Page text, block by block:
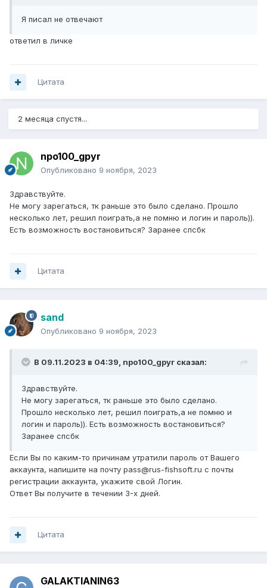
Я писал не отвечают
ответил в личке
Цитата
2 месяца спустя...
npo100_gpyr
Опубликовано 9 ноября, 2023
Здравствуйте.
Не могу зарегаться, тк раньше это было сделано. Прошло
несколько лет, решил поиграть,а не помню и логин и пароль)).
Есть возможность востановиться? Заранее спсбк
Цитата
sand
Опубликовано 9 ноября, 2023
В 09.11.2023 в 04:39, npo100_gpyr сказал:
Здравствуйте.
Не могу зарегаться, тк раньше это было сделано.
Прошло несколько лет, решил поиграть,а не помню и
логин и пароль)). Есть возможность востановиться?
Заранее спсбк
Если Вы по каким-то причинам утратили пароль от Вашего
аккаунта, напишите на почту pass@rus-fishsoft.ru с почты
регистрации аккаунта, укажите свой Логин.
Ответ Вы получите в течении 3-х дней.
Цитата
GALAKTIANIN63